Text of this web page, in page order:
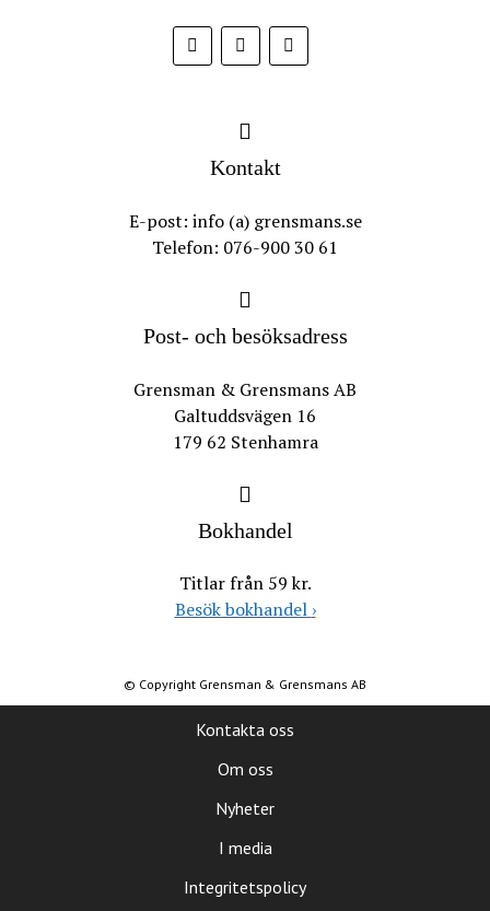
Kontakt
E-post: info (a) grensmans.se
Telefon: 076-900 30 61
Post- och besöksadress
Grensman & Grensmans AB
Galtuddsvägen 16
179 62 Stenhamra
Bokhandel
Titlar från 59 kr.
Besök bokhandel ›
© Copyright Grensman & Grensmans AB
Kontakta oss
Om oss
Nyheter
I media
Integritetspolicy